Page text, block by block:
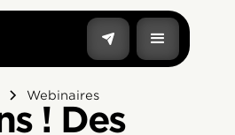
Webinaires
! Des